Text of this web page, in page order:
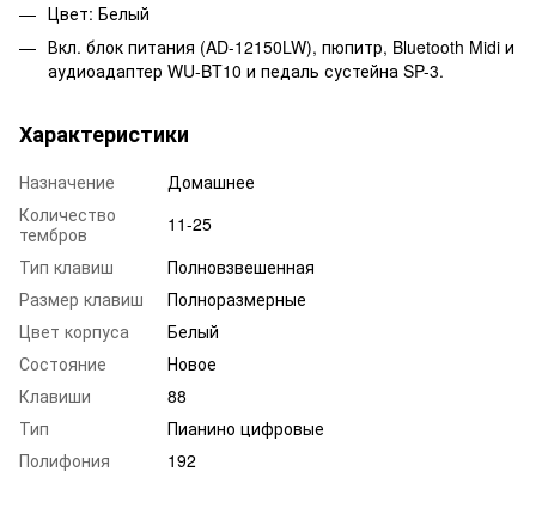
Цвет: Белый
Вкл. блок питания (AD-12150LW), пюпитр, Bluetooth Midi и
аудиоадаптер WU-BT10 и педаль сустейна SP-3.
Характеристики
Назначение
Домашнее
Количество
тембров
11-25
Тип клавиш
Полновзвешенная
Размер клавиш
Полноразмерные
Цвет корпуса
Белый
Состояние
Новое
Клавиши
88
Тип
Пианино цифровые
Полифония
192